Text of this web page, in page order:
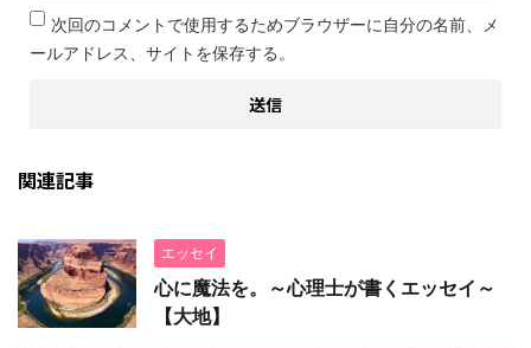
次回のコメントで使用するためブラウザーに自分の名前、メ
ールアドレス、サイトを保存する。
関連記事
エッセイ
心に魔法を。～心理士が書くエッセイ～
【大地】